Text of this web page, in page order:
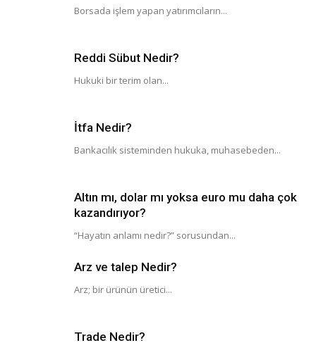
Borsada işlem yapan yatırımcıların...
Reddi Sübut Nedir?
Hukuki bir terim olan...
İtfa Nedir?
Bankacılık sisteminden hukuka, muhasebeden...
Altın mı, dolar mı yoksa euro mu daha çok
kazandırıyor?
“Hayatın anlamı nedir?” sorusundan...
Arz ve talep Nedir?
Arz; bir ürünün üretici...
Trade Nedir?